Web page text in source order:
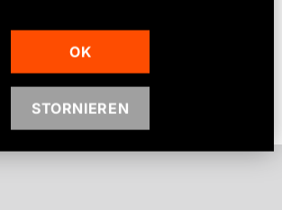
Bewertung schreiben
OK
STORNIEREN